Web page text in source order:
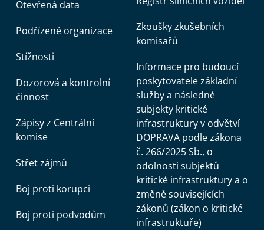
z administrativních zdrojů i přebíraných údajů
z ČSÚ) a zabezpečení těchto údajů před
zneužitím.
Ochrana důvěrnosti statistických údajů je na MD
zajištěna v celém zpracovatelském řetězci, a to
od sběru údajů, zpracování údajů až po archivaci
a likvidaci. Při zabezpečení ochrany důvěrnosti
statistických údajů MD plně respektuje evropské
a národní legislativní předpisy, kterými jsou:
nařízení Evropského parlamentu a Rady (ES)
č. 223/2009 ze dne 11. března 2009, o evropské
Otevřená data
Podřízené organizace
Stížnosti
Dozorová a kontrolní
činnost
Zápisy z Centrální
komise
Střet zájmů
Boj proti korupci
Boj proti podvodům
Zkoušky zkušebních
komisařů
Informace pro budoucí
poskytovatele základní
služby a následné
subjekty kritické
infrastruktury v odvětví
DOPRAVA podle zákona
č. 266/2025 Sb., o
odolnosti subjektů
kritické infrastruktury a o
změně souvisejících
zákonů (zákon o kritické
infrastruktuře)